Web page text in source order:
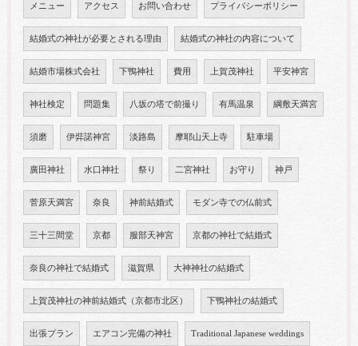
メニュー アクセス お問い合わせ プライバシーポリシー
結婚式の神社が必要とされる理由 結婚式の神社の内容について
結婚市場株式会社 下鴨神社 費用 上賀茂神社 平安神宮
神社検定 問題集 八坂の塔で前撮り 有馬温泉 綱敷天満宮
須磨 伊弉諾神宮 淡路島 摩耶山天上寺 駐車場
廣田神社 水口神社 祭り 二宮神社 お守り 神戸
菅原天満宮 奈良 神前結婚式 モダン寺での仏前式
三十三間堂 京都 服部天神宮 京都の神社で結婚式
奈良の神社で結婚式 滋賀県 大神神社の結婚式
上賀茂神社の神前結婚式（京都市北区） 下鴨神社の結婚式
出張プラン エアコン完備の神社 Traditional Japanese weddings